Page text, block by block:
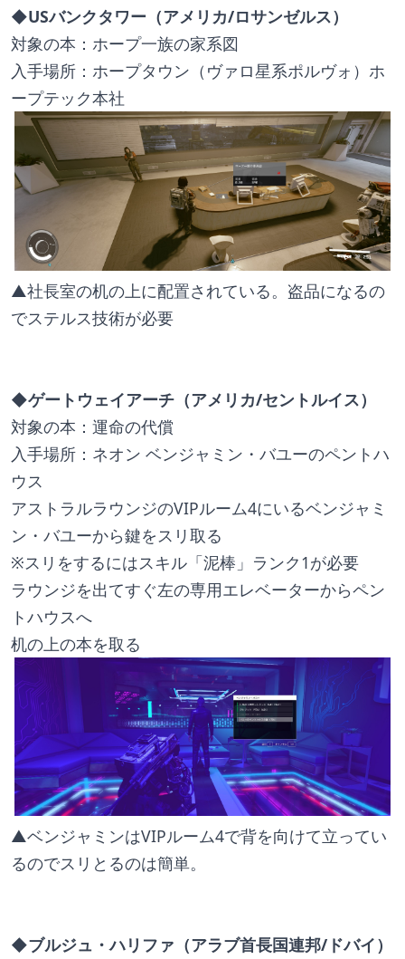
◆USバンクタワー（アメリカ/ロサンゼルス）
対象の本：ホープ一族の家系図
入手場所：ホープタウン（ヴァロ星系ポルヴォ）ホ
ープテック本社
▲社長室の机の上に配置されている。盗品になるの
でステルス技術が必要
◆ゲートウェイアーチ（アメリカ/セントルイス）
対象の本：運命の代償
入手場所：ネオン ベンジャミン・バユーのペントハ
ウス
アストラルラウンジのVIPルーム4にいるベンジャミ
ン・バユーから鍵をスリ取る
※スリをするにはスキル「泥棒」ランク1が必要
ラウンジを出てすぐ左の専用エレベーターからペン
トハウスへ
机の上の本を取る
▲ベンジャミンはVIPルーム4で背を向けて立ってい
るのでスリとるのは簡単。
◆ブルジュ・ハリファ（アラブ首長国連邦/ドバイ）